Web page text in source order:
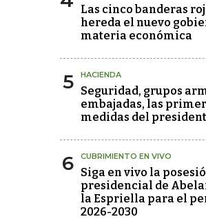
Las cinco banderas
hereda el nuevo
materia económica
5 HACIENDA
Seguridad, grupos
embajadas, las
medidas del
6 CUBRIMIENTO EN VIVO
Siga en vivo la
presidencial de
la Espriella para el
2026-2030